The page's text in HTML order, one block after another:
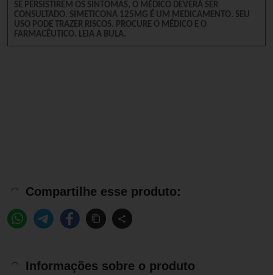
SE PERSISTIREM OS SINTOMAS, O MÉDICO DEVERÁ SER
CONSULTADO. SIMETICONA 125MG É UM MEDICAMENTO. SEU
USO PODE TRAZER RISCOS. PROCURE O MÉDICO E O
FARMACÊUTICO. LEIA A BULA.
Compartilhe esse produto:
Informações sobre o produto